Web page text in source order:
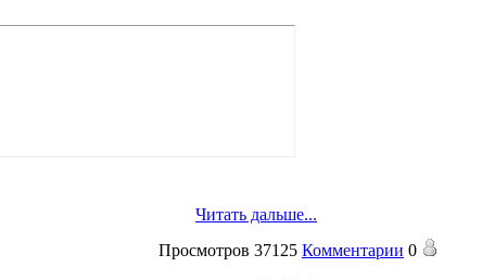
Читать дальше...
Просмотров 37125 Комментарии 0